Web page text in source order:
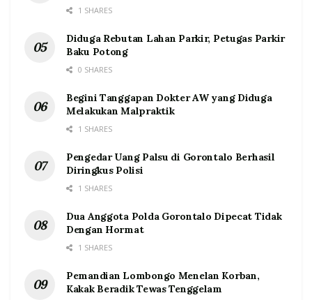
1 SHARES
Diduga Rebutan Lahan Parkir, Petugas Parkir
Baku Potong
0 SHARES
Begini Tanggapan Dokter AW yang Diduga
Melakukan Malpraktik
1 SHARES
Pengedar Uang Palsu di Gorontalo Berhasil
Diringkus Polisi
1 SHARES
Dua Anggota Polda Gorontalo Dipecat Tidak
Dengan Hormat
1 SHARES
Pemandian Lombongo Menelan Korban,
Kakak Beradik Tewas Tenggelam